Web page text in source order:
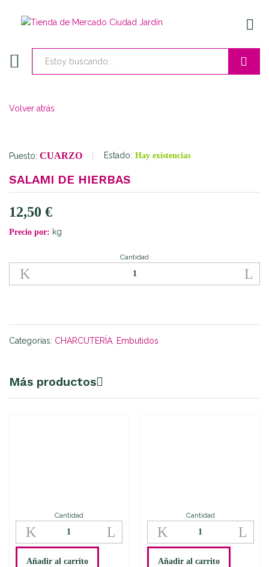
Volver atrás
Puesto: CUARZO Estado: Hay existencias
SALAMI DE HIERBAS
12,50 €
Precio por: kg
Salami
de
Hierbas
Cantidad
Categorías: CHARCUTERÍA Embutidos
Más productos
Morcilla
de
Burgos
quantity
Cantidad
Añadir al carrito
Queso
semi
bajo
en
Cantidad
Añadir al carrito